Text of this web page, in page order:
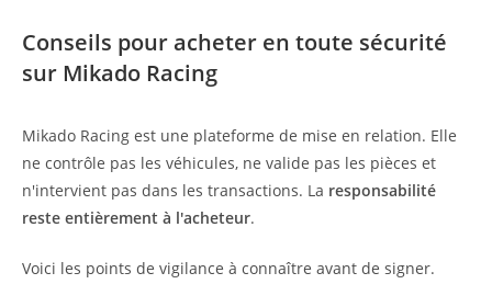
Conseils pour acheter en toute sécurité
sur Mikado Racing
Mikado Racing est une plateforme de mise en relation. Elle
ne contrôle pas les véhicules, ne valide pas les pièces et
n'intervient pas dans les transactions. La responsabilité
reste entièrement à l'acheteur.
Voici les points de vigilance à connaître avant de signer.